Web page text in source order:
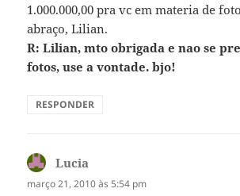
1.000.000,00 pra vc em materia de
abraço, Lilian.
R: Lilian, mto obrigada e nao se
fotos, use a vontade. bjo!
RESPONDER
Lucia
março 21, 2010 às 5:54 pm